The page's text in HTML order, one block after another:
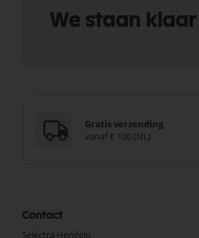
We staan
Gratis verzending
vanaf € 100 (NL)
Contact
Selectra Hengelo